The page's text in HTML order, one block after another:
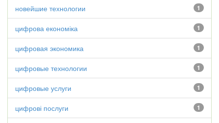
1
новейшие технологии
1
цифрова економіка
1
цифровая экономика
1
цифровые технологии
1
цифровые услуги
1
цифрові послуги